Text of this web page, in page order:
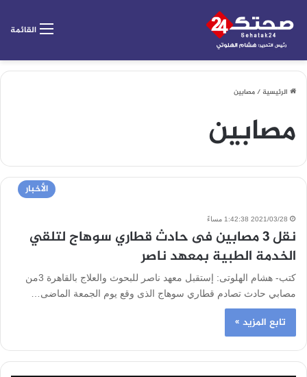
القائمة
الرئيسية/مصابين
مصابين
الأخبار
2021/03/28 1:42:38 مساءً
نقل 3 مصابين فى حادث قطاري سوهاج لتلقي
الخدمة الطبية بمعهد ناصر
كتب- هشام الهلوتى: إستقبل معهد ناصر للبحوث والعلاج بالقاهرة 3من
مصابي حادث تصادم قطاري سوهاج الذى وقع يوم الجمعة الماضى…
تابع المزيد »